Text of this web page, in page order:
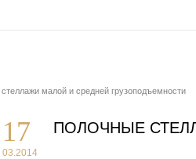
малой и средней грузоподъемности
17
03.2014
ПОЛОЧНЫЕ